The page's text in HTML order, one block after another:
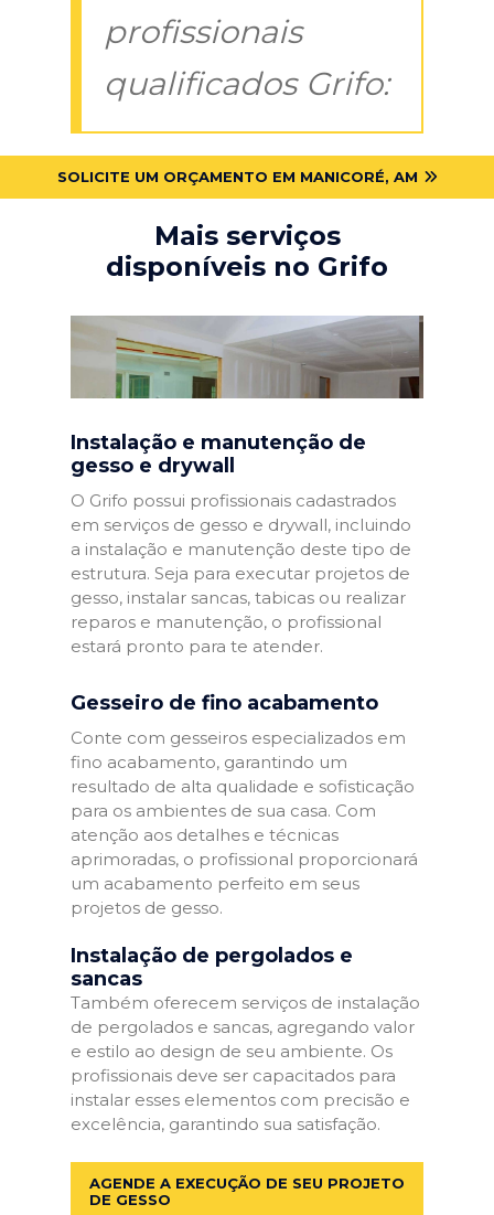
profissionais
qualificados Grifo:
SOLICITE UM ORÇAMENTO EM MANICORÉ, AM
Mais serviços
disponíveis no Grifo
Instalação e manutenção de
gesso e drywall
O Grifo possui profissionais cadastrados
em serviços de gesso e drywall, incluindo
a instalação e manutenção deste tipo de
estrutura. Seja para executar projetos de
gesso, instalar sancas, tabicas ou realizar
reparos e manutenção, o profissional
estará pronto para te atender.
Gesseiro de fino acabamento
Conte com gesseiros especializados em
fino acabamento, garantindo um
resultado de alta qualidade e sofisticação
para os ambientes de sua casa. Com
atenção aos detalhes e técnicas
aprimoradas, o profissional proporcionará
um acabamento perfeito em seus
projetos de gesso.
Instalação de pergolados e
sancas
Também oferecem serviços de instalação
de pergolados e sancas, agregando valor
e estilo ao design de seu ambiente. Os
profissionais deve ser capacitados para
instalar esses elementos com precisão e
excelência, garantindo sua satisfação.
AGENDE A EXECUÇÃO DE SEU PROJETO
DE GESSO